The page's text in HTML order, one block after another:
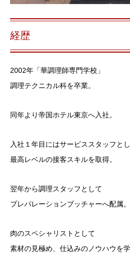
経歴
2002年「華調理師専門学校」
調理テクニカル科を卒業。
同年より帝国ホテル東京へ入社。
入社１年目にはサービススタッフと
最高レベルの接客スキルを取得。
翌年から調理スタッフとして
プレパレーションブッチャーへ配属。
肉のスペシャリストとして
素材の見極め、仕込みのノウハウを学